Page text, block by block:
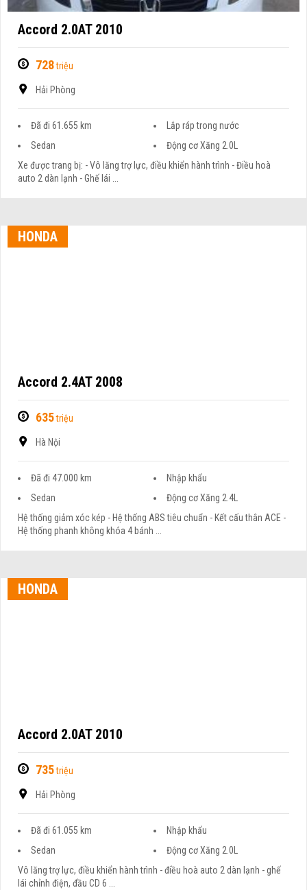
Accord 2.0AT 2010
728triệu
Hải Phòng
Đã đi 61.655 km
Lắp ráp trong nước
Sedan
Động cơ Xăng 2.0L
Xe được trang bị: - Vô lăng trợ lực, điều khiển hành trình - Điều hoà
auto 2 dàn lạnh - Ghế lái ...
HONDA
Accord 2.4AT 2008
635triệu
Hà Nội
Đã đi 47.000 km
Nhập khẩu
Sedan
Động cơ Xăng 2.4L
Hệ thống giảm xóc kép - Hệ thống ABS tiêu chuẩn - Kết cấu thân ACE -
Hệ thống phanh không khóa 4 bánh ...
HONDA
Accord 2.0AT 2010
735triệu
Hải Phòng
Đã đi 61.055 km
Nhập khẩu
Sedan
Động cơ Xăng 2.0L
Vô lăng trợ lực, điều khiển hành trình - điều hoà auto 2 dàn lạnh - ghế
lái chỉnh điện, đầu CD 6 ...